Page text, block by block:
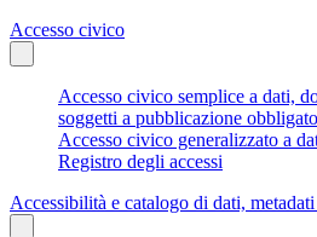
Accesso civico
Accesso civico semplice a dati,
soggetti a pubblicazione
Accesso civico generalizzato a
Registro degli accessi
Accessibilità e catalogo di dati,